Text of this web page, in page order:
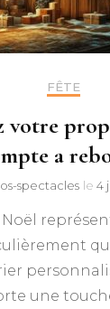
FÊTE
votre
a
spectacles le 4
une